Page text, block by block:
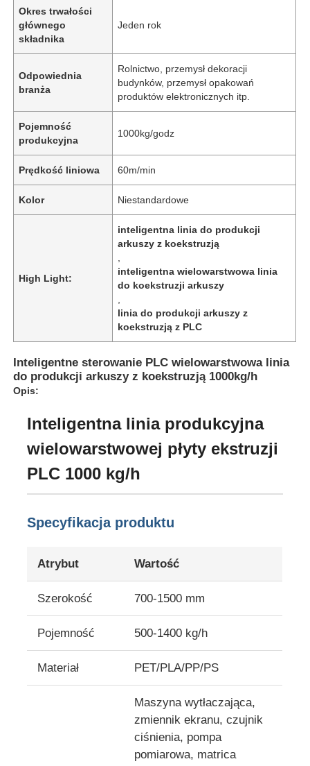
Strona główna
O nas
Wycieczka po fabryce
Skontaktuj się z nami
Aktualności
Sprawy
linia wytłaczania arkuszy dla zwierząt
Okres trwałości
głównego
składnika
Jeden rok
Odpowiednia
branża
Rolnictwo, przemysł dekoracji
budynków, przemysł opakowań
produktów elektronicznych itp.
Pojemność
produkcyjna
1000kg/godz
Prędkość liniowa 60m/min
Kolor Niestandardowe
High Light:
inteligentna linia do produkcji
arkuszy z koekstruzją
inteligentna wielowarstwowa linia
do koekstruzji arkuszy
linia do produkcji arkuszy z
koekstruzją z PLC
Inteligentne sterowanie PLC wielowarstwowa linia
do produkcji arkuszy z koekstruzją 1000kg/h
Opis:
Inteligentna linia produkcyjna
wielowarstwowej płyty ekstruzji
PLC 1000 kg/h
Specyfikacja produktu
Atrybut Wartość
Szerokość 700-1500 mm
Pojemność 500-1400 kg/h
Materiał PET/PLA/PP/PS
Maszyna wytłaczająca,
zmiennik ekranu, czujnik
ciśnienia, pompa
pomiarowa, matrica